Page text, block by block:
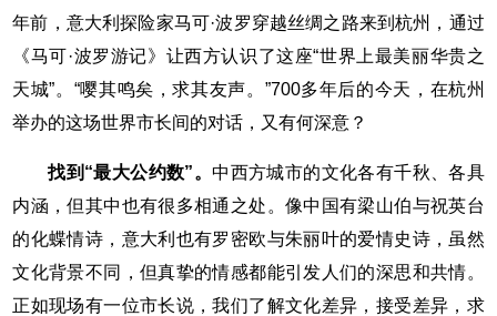
年前，意大利探险家马可·波罗穿越丝绸之路来到杭州，通过
《马可·波罗游记》让西方认识了这座“世界上最美丽华贵之
天城”。“嘤其鸣矣，求其友声。”700多年后的今天，在杭州
举办的这场世界市长间的对话，又有何深意？
找到“最大公约数”。中西方城市的文化各有千秋、各具
内涵，但其中也有很多相通之处。像中国有梁山伯与祝英台
的化蝶情诗，意大利也有罗密欧与朱丽叶的爱情史诗，虽然
文化背景不同，但真挚的情感都能引发人们的深思和共情。
正如现场有一位市长说，我们了解文化差异，接受差异，求